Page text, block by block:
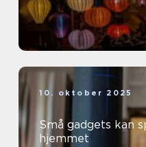
10. oktober 2025
Små gadgets kan
hjemmet